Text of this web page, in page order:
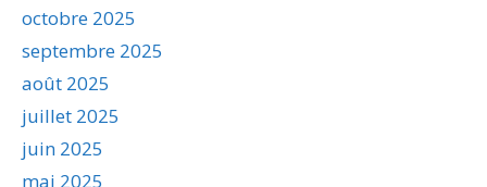
octobre 2025
septembre 2025
août 2025
juillet 2025
juin 2025
mai 2025